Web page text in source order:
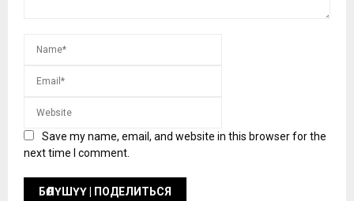
Save my name, email, and website in this browser for the
next time I comment.